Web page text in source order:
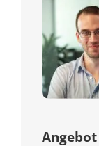
Angebot